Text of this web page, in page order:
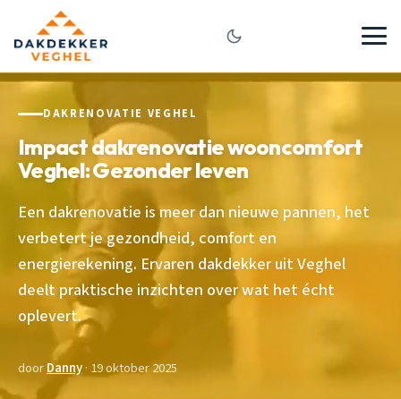
DAKRENOVATIE VEGHEL
Impact dakrenovatie wooncomfort
Veghel: Gezonder leven
Een dakrenovatie is meer dan nieuwe pannen, het
verbetert je gezondheid, comfort en
energierekening. Ervaren dakdekker uit Veghel
deelt praktische inzichten over wat het écht
oplevert.
doorDanny· 19 oktober 2025